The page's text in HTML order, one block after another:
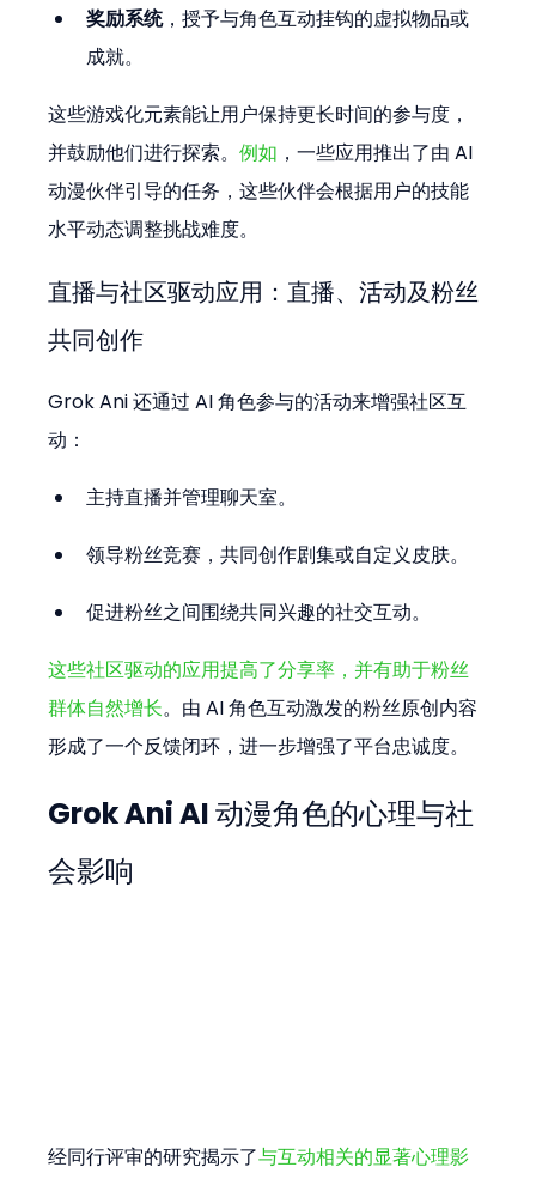
奖励系统，授予与角色互动挂钩的虚拟物品或
成就。
这些游戏化元素能让用户保持更长时间的参与度，
并鼓励他们进行探索。例如 ，一些应用推出了由 AI
动漫伙伴引导的任务，这些伙伴会根据用户的技能
水平动态调整挑战难度。
直播与社区驱动应用：直播、活动及粉丝
共同创作
Grok Ani 还通过 AI 角色参与的活动来增强社区互
动：
主持直播并管理聊天室。
领导粉丝竞赛，共同创作剧集或自定义皮肤。
促进粉丝之间围绕共同兴趣的社交互动。
这些社区驱动的应用提高了分享率，并有助于粉丝
群体自然增长。由 AI 角色互动激发的粉丝原创内容
形成了一个反馈闭环，进一步增强了平台忠诚度。
Grok Ani AI 动漫角色的心理与社
会影响
经同行评审的研究揭示了与互动相关的显著心理影